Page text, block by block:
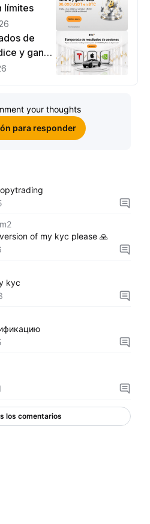
límites
de
y gana
your thoughts
para responder
of my kyc please 🙏
kyc
los comentarios